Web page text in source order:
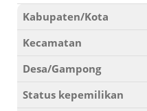
Kabupaten/Kota
Kecamatan
Desa/Gampong
Status kepemilikan